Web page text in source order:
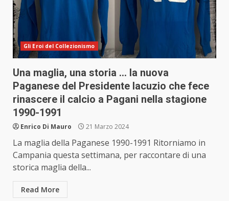
Gli Eroi del Collezionismo
Una maglia, una storia … la nuova
Paganese del Presidente Iacuzio che fece
rinascere il calcio a Pagani nella stagione
1990-1991
Enrico Di Mauro 21 Marzo 2024
La maglia della Paganese 1990-1991 Ritorniamo in
Campania questa settimana, per raccontare di una
storica maglia della...
Read More